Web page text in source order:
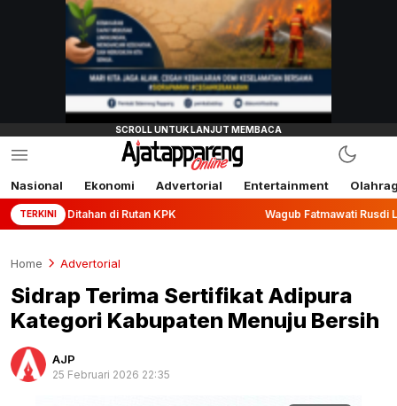
Nasional Ekonomi Advertorial Entertainment
TERKINI
di Rutan KPK Wagub Fatmawati Rusdi Lepas Ekspor
Home Advertorial
Sidrap Terima Sertifikat Adipura
Kategori Kabupaten Menuju Bersih
AJP
25 Februari 2026 22:35